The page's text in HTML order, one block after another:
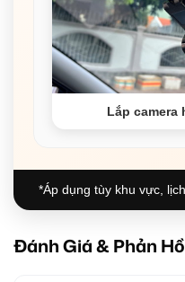
Lắp camera
*Áp dụng tùy khu vực,
Đánh Giá & Phản